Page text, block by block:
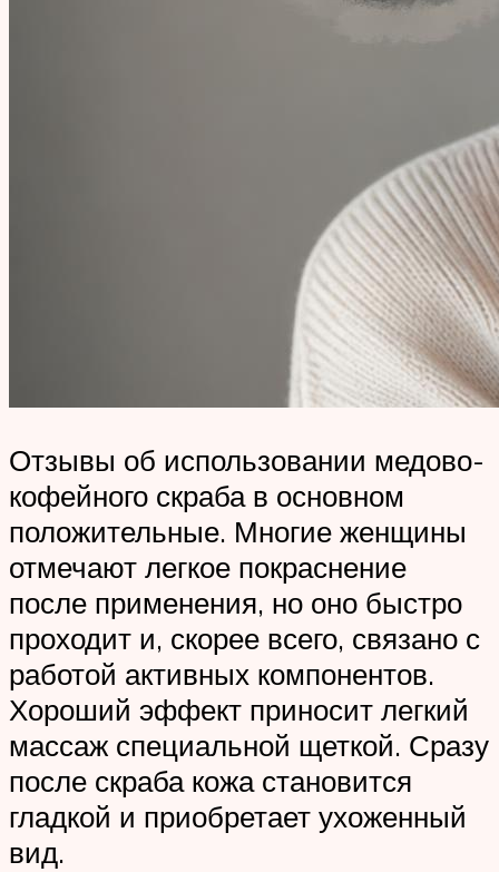
Отзывы об использовании медово-
кофейного скраба в основном
положительные. Многие женщины
отмечают легкое покраснение
после применения, но оно быстро
проходит и, скорее всего, связано с
работой активных компонентов.
Хороший эффект приносит легкий
массаж специальной щеткой. Сразу
после скраба кожа становится
гладкой и приобретает ухоженный
вид.